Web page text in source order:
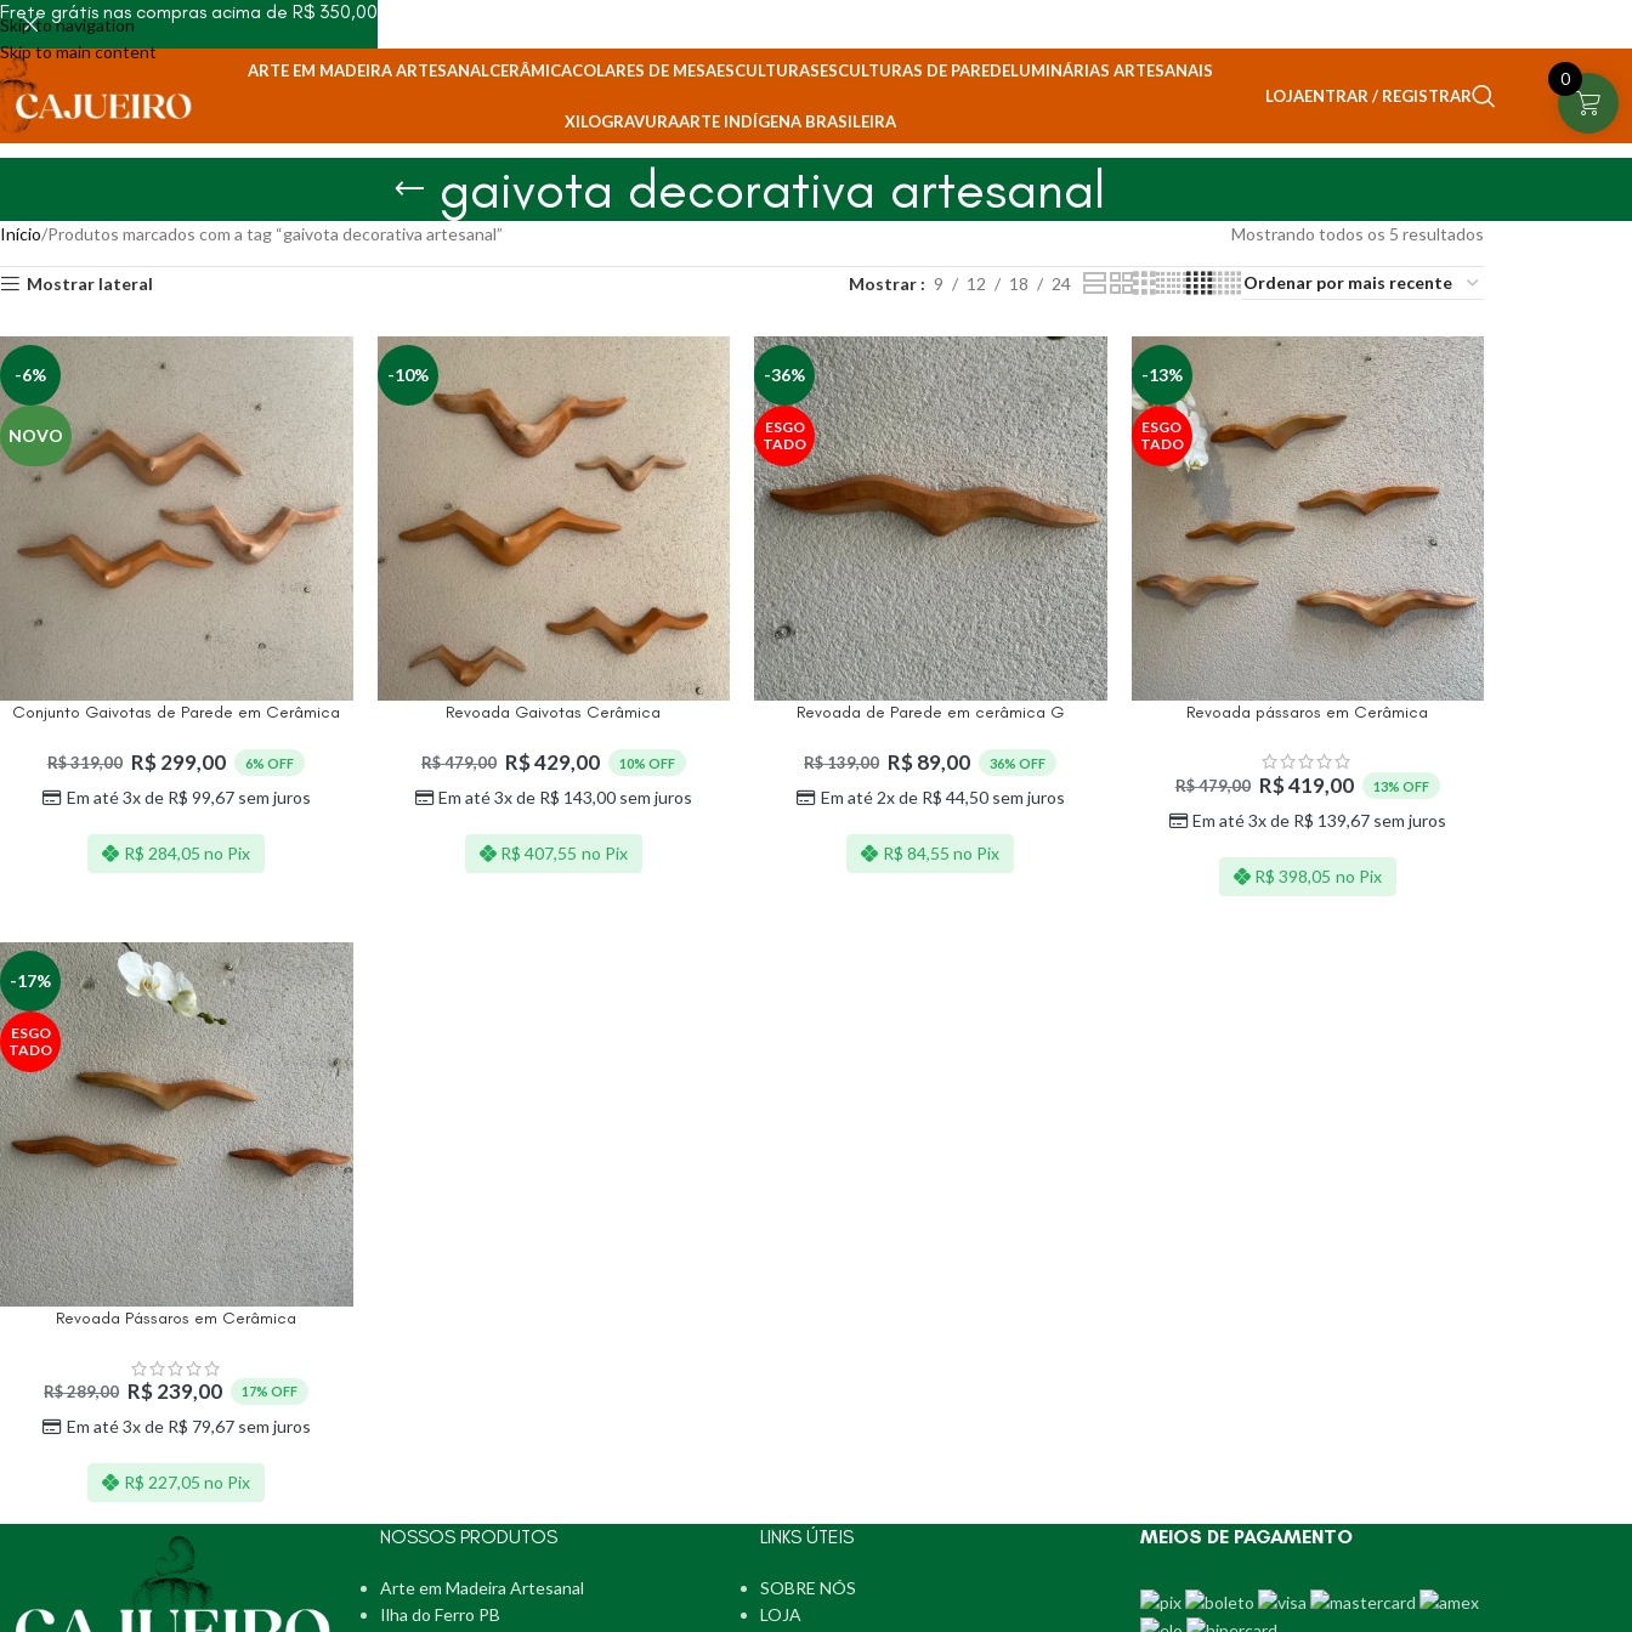
Skip to navigation
Skip to main content
ARTE EM MADEIRA ARTESANALCERÂMICACOLARES DE MESAESCULTURASESCULTURAS DE PAREDELUMINÁRIAS ARTESANAIS
XILOGRAVURAARTE INDÍGENA BRASILEIRA
LOJAENTRAR / REGISTRAR
gaivota decorativa artesanal
Início Produtos marcados com a tag “gaivota decorativa artesanal” Mostrando todos os 5 resultados
Mostrar lateral Mostrar 9 12 18 24
-6%
NOVO
Conjunto Gaivotas de Parede em Cerâmica
R$319,00 R$299,00 6% OFF
Em até 3x de R$ 99,67sem juros
R$ 284,05 no Pix
-10%
Revoada Gaivotas Cerâmica
R$479,00 R$429,00 10% OFF
Em até 3x de R$ 143,00 sem juros
R$ 407,55 no Pix
-36%
ESGO
TADO
Revoada de Parede em cerâmica G
R$139,00 R$89,00 36% OFF
Em até 2x de R$ 44,50sem juros
R$ 84,55 no Pix
-13%
ESGO
TADO
Revoada pássaros em Cerâmica
R$479,00 R$419,00 13% OFF
Em até 3x de R$ 139,67 sem juros
R$ 398,05 no Pix
-17%
ESGO
TADO
Revoada Pássaros em Cerâmica
R$289,00 R$239,00 17% OFF
Em até 3x de R$ 79,67sem juros
R$ 227,05 no Pix
NOSSOS PRODUTOS
Arte em Madeira Artesanal
Ilha do Ferro PB
LINKS ÚTEIS
SOBRE NÓS
LOJA
MEIOS DE PAGAMENTO
Frete grátis nas compras acima de R$ 350,00
0